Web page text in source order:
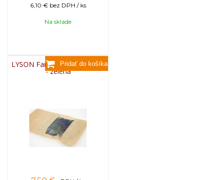
6,10 € bez DPH / ks
Na sklade
LYSON Farba na sviečky, 25g
- zelená